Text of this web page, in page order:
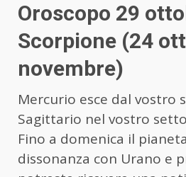
Oroscopo 29
Scorpione (24
novembre)
Mercurio esce dal vostro
Sagittario nel vostro
Fino a domenica il
dissonanza con Urano e